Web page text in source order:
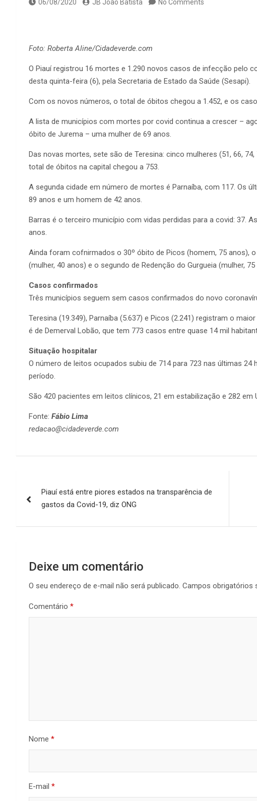
06/08/2020 JB João Batista No Comments
Foto: Roberta Aline/Cidadeverde.com
O Piauí registrou 16 mortes e 1.290 novos casos de infecção pelo
desta quinta-feira (6), pela Secretaria de Estado da Saúde (Sesapi).
Com os novos números, o total de óbitos chegou a 1.452, e os
A lista de municípios com mortes por covid continua a crescer –
óbito de Jurema – uma mulher de 69 anos.
Das novas mortes, sete são de Teresina: cinco mulheres (51, 66,
total de óbitos na capital chegou a 753.
A segunda cidade em número de mortes é Parnaíba, com 117. Os
89 anos e um homem de 42 anos.
Barras é o terceiro município com vidas perdidas para a covid: 37.
anos.
Ainda foram cofnirmados o 30º óbito de Picos (homem, 75 anos), o
(mulher, 40 anos) e o segundo de Redenção do Gurgueia (mulher, 75
Casos confirmados
Três municípios seguem sem casos confirmados do novo
Teresina (19.349), Parnaíba (5.637) e Picos (2.241) registram o
é de Demerval Lobão, que tem 773 casos entre quase 14 mil
Situação hospitalar
O número de leitos ocupados subiu de 714 para 723 nas últimas
período.
São 420 pacientes em leitos clínicos, 21 em estabilização e 282 em
Fonte: Fábio Lima
redacao@cidadeverde.com
de
Post
Piauí está entre piores estados na transparência de
gastos da Covid-19, diz ONG
Deixe um comentário
O seu endereço de e-mail não será publicado. Campos obrigatórios
Comentário *
Nome *
E-mail *